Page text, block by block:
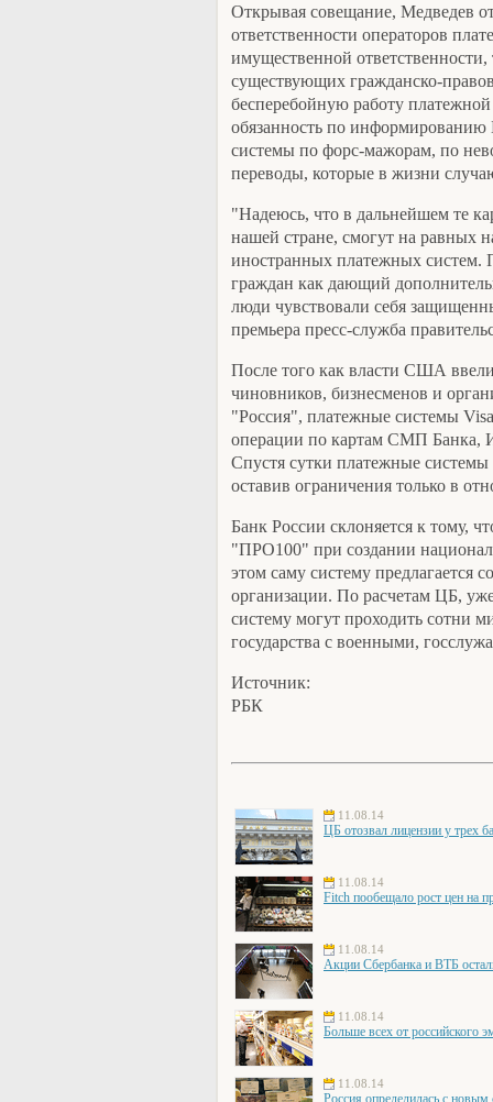
Открывая совещание, Медведев
ответственности операторов
имущественной ответственности,
существующих гражданско-
бесперебойную работу
обязанность по информированию
системы по форс-мажорам, по
переводы, которые в жизни
"Надеюсь, что в дальнейшем те
нашей стране, смогут на равных
иностранных платежных систем.
граждан как дающий
люди чувствовали себя
премьера пресс-служба
После того как власти США
чиновников, бизнесменов и
"Россия", платежные системы
операции по картам СМП Банка,
Спустя сутки платежные системы
оставив ограничения только в
Банк России склоняется к тому,
"ПРО100" при создании
этом саму систему предлагается
организации. По расчетам ЦБ,
систему могут проходить сотни
государства с военными,
Источник:
РБК
11.08.14
ЦБ отозвал лицензии у трех
11.08.14
Fitch пообещало рост цен на
11.08.14
Акции Сбербанка и ВТБ
11.08.14
Больше всех от российского
11.08.14
Россия определилась с